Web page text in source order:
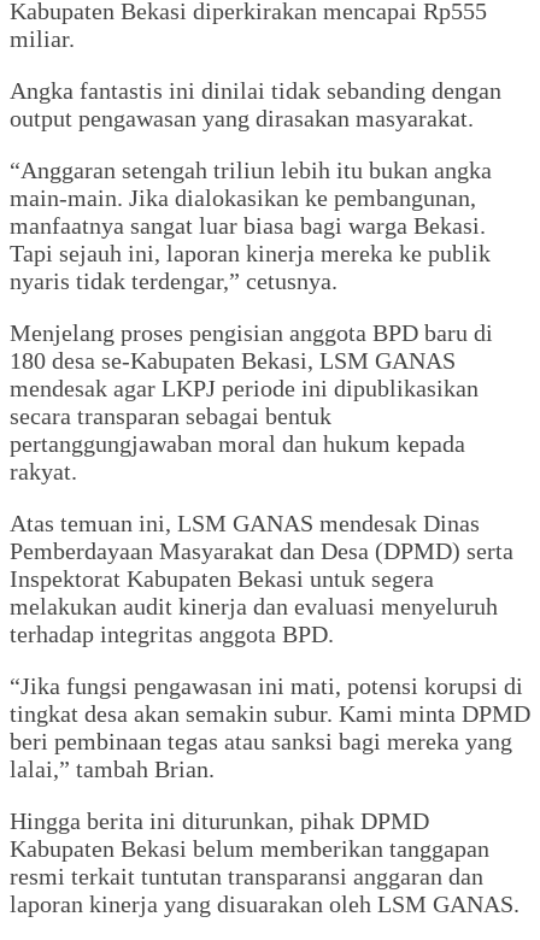
Kabupaten Bekasi diperkirakan mencapai Rp555
miliar.
Angka fantastis ini dinilai tidak sebanding dengan
output pengawasan yang dirasakan masyarakat.
“Anggaran setengah triliun lebih itu bukan angka
main-main. Jika dialokasikan ke pembangunan,
manfaatnya sangat luar biasa bagi warga Bekasi.
Tapi sejauh ini, laporan kinerja mereka ke publik
nyaris tidak terdengar,” cetusnya.
Menjelang proses pengisian anggota BPD baru di
180 desa se-Kabupaten Bekasi, LSM GANAS
mendesak agar LKPJ periode ini dipublikasikan
secara transparan sebagai bentuk
pertanggungjawaban moral dan hukum kepada
rakyat.
Atas temuan ini, LSM GANAS mendesak Dinas
Pemberdayaan Masyarakat dan Desa (DPMD) serta
Inspektorat Kabupaten Bekasi untuk segera
melakukan audit kinerja dan evaluasi menyeluruh
terhadap integritas anggota BPD.
“Jika fungsi pengawasan ini mati, potensi korupsi di
tingkat desa akan semakin subur. Kami minta DPMD
beri pembinaan tegas atau sanksi bagi mereka yang
lalai,” tambah Brian.
Hingga berita ini diturunkan, pihak DPMD
Kabupaten Bekasi belum memberikan tanggapan
resmi terkait tuntutan transparansi anggaran dan
laporan kinerja yang disuarakan oleh LSM GANAS.